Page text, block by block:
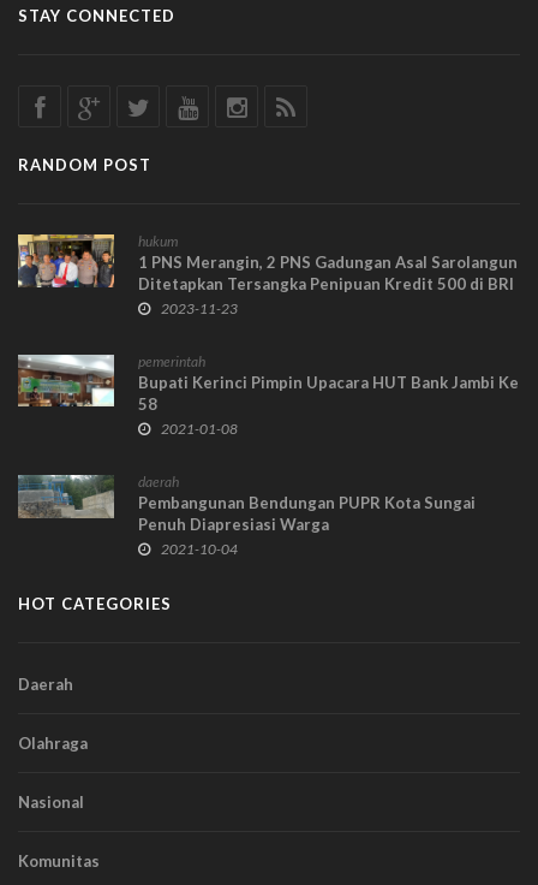
STAY CONNECTED
RANDOM POST
hukum
1 PNS Merangin, 2 PNS Gadungan Asal Sarolangun
Ditetapkan Tersangka Penipuan Kredit 500 di BRI
2023-11-23
pemerintah
Bupati Kerinci Pimpin Upacara HUT Bank Jambi Ke
58
2021-01-08
daerah
Pembangunan Bendungan PUPR Kota Sungai
Penuh Diapresiasi Warga
2021-10-04
HOT CATEGORIES
Daerah
Olahraga
Nasional
Komunitas